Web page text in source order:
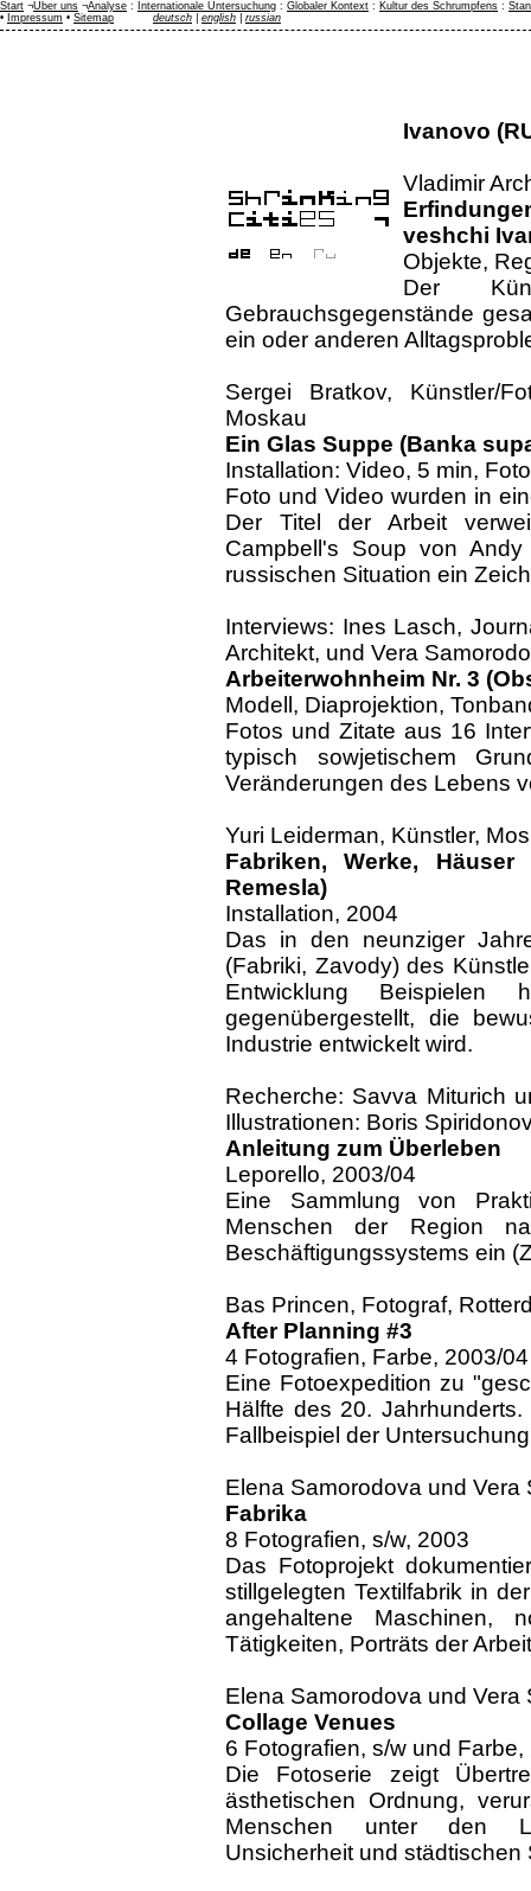
Ivanovo
Vladimir
veshchi
Objekte,
Der
Gebrauchsgegenstände
ein oder anderen
Sergei Bratkov, Künstler/
Moskau
Ein Glas Suppe (Banka
Installation: Video, 5 min,
Foto und Video wurden in
Der Titel der Arbeit
Campbell's Soup von
russischen Situation ein
Interviews: Ines Lasch,
Architekt, und Vera
Arbeiterwohnheim Nr. 3
Modell, Diaprojektion,
Fotos und Zitate aus 16
typisch sowjetischem
Veränderungen des Lebens
Yuri Leiderman, Künstler,
Fabriken, Werke,
Remesla)
Installation, 2004
Das in den neunziger
(Fabriki, Zavody) des
Entwicklung Beispielen
gegenübergestellt, die
Industrie entwickelt wird.
Recherche: Savva Miturich
Illustrationen: Boris
Anleitung zum Überleben
Leporello, 2003/04
Eine Sammlung von
Menschen der Region
Beschäftigungssystems ein
Bas Princen, Fotograf,
After Planning #3
4 Fotografien, Farbe, 2003/04
Eine Fotoexpedition zu
Hälfte des 20.
Fallbeispiel der
Elena Samorodova und
Fabrika
8 Fotografien, s/w, 2003
Das Fotoprojekt
stillgelegten Textilfabrik in
angehaltene Maschinen,
Tätigkeiten, Porträts der
Elena Samorodova und
Collage Venues
6 Fotografien, s/w und Farbe,
Die Fotoserie zeigt
ästhetischen Ordnung,
Menschen unter den
Unsicherheit und
Start ¬Über uns ¬Analyse : Internationale Untersuchung : Globaler Kontext : Kultur des Schrumpfens :
• Impressum • Sitemap deutsch english russian